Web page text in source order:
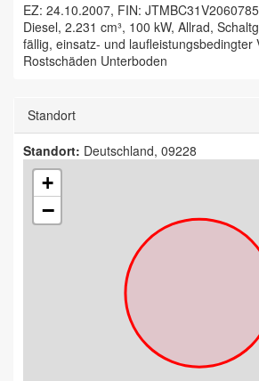
EZ: 24.10.2007, FIN:
Diesel, 2.231 cm³, 100 kW, Allrad,
fällig, einsatz- und laufleistungsbedingter
Rostschäden Unterboden
Standort
Standort: Deutschland, 09228
+
−